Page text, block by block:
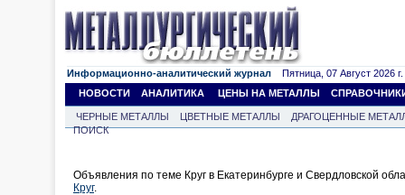
Информационно-аналитический журнал Пятница, 07 Август 2026 г.
НОВОСТИ
АНАЛИТИКА ЦЕНЫ НА МЕТАЛЛЫ
ЧЕРНЫЕ МЕТАЛЛЫ ЦВЕТНЫЕ МЕТАЛЛЫ
ДРАГОЦЕННЫЕ
ПОИСК
Объявления по теме Круг в Екатеринбурге и Свердловской
Круг.